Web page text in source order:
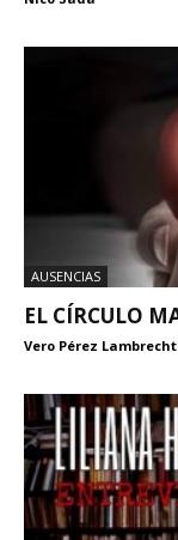
AUSENCIAS
EL CÍRCULO
Vero Pérez Lambrecht